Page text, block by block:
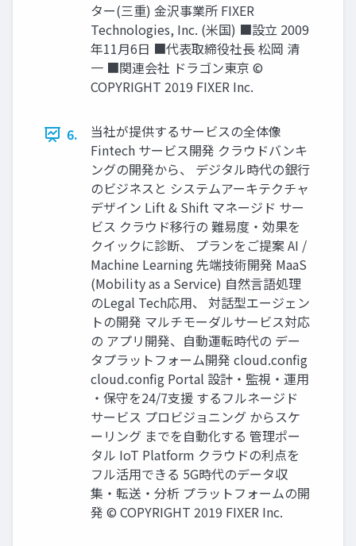
ター(三重) ⾦沢事業所 FIXER
Technologies, Inc. (⽶国) ■設⽴ 2009
年11⽉6⽇ ■代表取締役社⻑ 松岡 清
⼀ ■関連会社 ドラゴン東京 ©
COPYRIGHT 2019 FIXER Inc.
6.
当社が提供するサービスの全体像
Fintech サービス開発 クラウドバンキ
ングの開発から、 デジタル時代の銀⾏
のビジネスと システムアーキテクチャ
デザイン Lift & Shift マネージド サー
ビス クラウド移⾏の 難易度・効果を
クイックに診断、 プランをご提案 AI /
Machine Learning 先端技術開発 MaaS
(Mobility as a Service) ⾃然⾔語処理
のLegal Tech応⽤、 対話型エージェン
トの開発 マルチモーダルサービス対応
の アプリ開発、⾃動運転時代の デー
タプラットフォーム開発 cloud.config
cloud.config Portal 設計・監視・運⽤
・保守を24/7⽀援 するフルネージド
サービス プロビジョニング からスケ
ーリング までを⾃動化する 管理ポー
タル IoT Platform クラウドの利点を
フル活⽤できる 5G時代のデータ収
集・転送・分析 プラットフォームの開
発 © COPYRIGHT 2019 FIXER Inc.